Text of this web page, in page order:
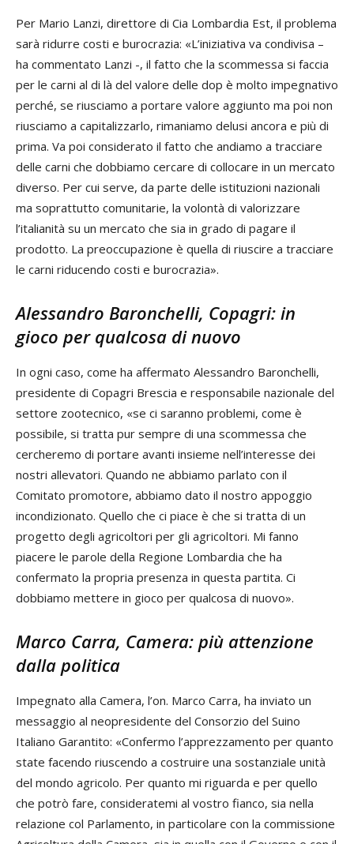
Per Mario Lanzi, direttore di Cia Lombardia Est, il problema
sarà ridurre costi e burocrazia: «L’iniziativa va condivisa –
ha commentato Lanzi -, il fatto che la scommessa si faccia
per le carni al di là del valore delle dop è molto impegnativo
perché, se riusciamo a portare valore aggiunto ma poi non
riusciamo a capitalizzarlo, rimaniamo delusi ancora e più di
prima. Va poi considerato il fatto che andiamo a tracciare
delle carni che dobbiamo cercare di collocare in un mercato
diverso. Per cui serve, da parte delle istituzioni nazionali
ma soprattutto comunitarie, la volontà di valorizzare
l’italianità su un mercato che sia in grado di pagare il
prodotto. La preoccupazione è quella di riuscire a tracciare
le carni riducendo costi e burocrazia».
Alessandro Baronchelli, Copagri: in
gioco per qualcosa di nuovo
In ogni caso, come ha affermato Alessandro Baronchelli,
presidente di Copagri Brescia e responsabile nazionale del
settore zootecnico, «se ci saranno problemi, come è
possibile, si tratta pur sempre di una scommessa che
cercheremo di portare avanti insieme nell’interesse dei
nostri allevatori. Quando ne abbiamo parlato con il
Comitato promotore, abbiamo dato il nostro appoggio
incondizionato. Quello che ci piace è che si tratta di un
progetto degli agricoltori per gli agricoltori. Mi fanno
piacere le parole della Regione Lombardia che ha
confermato la propria presenza in questa partita. Ci
dobbiamo mettere in gioco per qualcosa di nuovo».
Marco Carra, Camera: più attenzione
dalla politica
Impegnato alla Camera, l’on. Marco Carra, ha inviato un
messaggio al neopresidente del Consorzio del Suino
Italiano Garantito: «Confermo l’apprezzamento per quanto
state facendo riuscendo a costruire una sostanziale unità
del mondo agricolo. Per quanto mi riguarda e per quello
che potrò fare, consideratemi al vostro fianco, sia nella
relazione col Parlamento, in particolare con la commissione